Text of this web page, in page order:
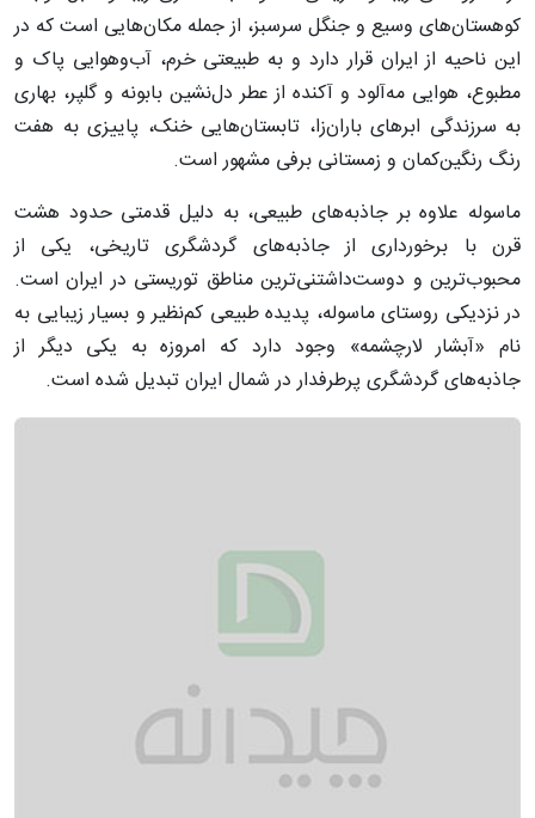
کوهستان‌های وسیع و جنگل سرسبز، از جمله مکان‌هایی است که در
این ناحیه از ایران قرار دارد و به طبیعتی خرم، آب‌وهوایی پاک و
مطبوع، هوایی مه‌آلود و آکنده از عطر دل‌نشین بابونه و گلپر، بهاری
به سرزندگی ابر‌های باران‌زا، تابستان‌هایی خنک، پاییزی به هفت
رنگ رنگین‌کمان و زمستانی برفی مشهور است.
ماسوله علاوه بر جاذبه‌های طبیعی، به دلیل قدمتی حدود هشت
قرن با برخورداری از جاذبه‌های گردشگری تاریخی، یکی از
محبوب‌ترین و دوست‌داشتنی‌ترین مناطق توریستی در ایران است.
در نزدیکی روستای ماسوله، پدیده طبیعی کم‌نظیر و بسیار زیبایی به
نام «آبشار لارچشمه» وجود دارد که امروزه به یکی دیگر از
جاذبه‌های گردشگری پرطرفدار در شمال ایران تبدیل شده است.